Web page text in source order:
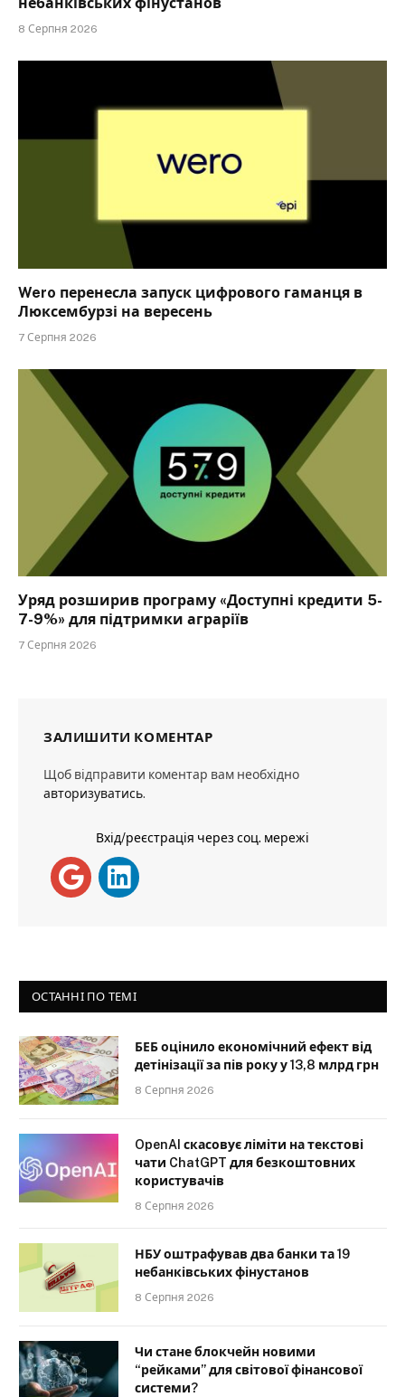
небанківських фінустанов
8 Серпня 2026
Wero перенесла запуск цифрового гаманця в
Люксембурзі на вересень
7 Серпня 2026
Уряд розширив програму «Доступні кредити 5-
7-9%» для підтримки аграріїв
7 Серпня 2026
ЗАЛИШИТИ КОМЕНТАР
Щоб відправити коментар вам необхідно
авторизуватись.
Вхід/реєстрація через соц. мережі
ОСТАННІ ПО ТЕМІ
БЕБ оцінило економічний ефект від
детінізації за пів року у 13,8 млрд грн
8 Серпня 2026
OpenAI скасовує ліміти на текстові
чати ChatGPT для безкоштовних
користувачів
8 Серпня 2026
НБУ оштрафував два банки та 19
небанківських фінустанов
8 Серпня 2026
Чи стане блокчейн новими
“рейками” для світової фінансової
системи?